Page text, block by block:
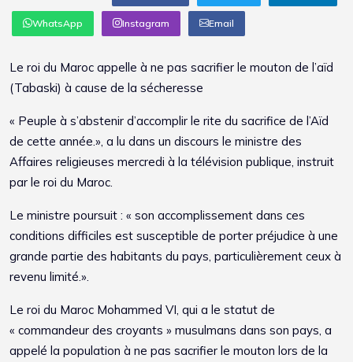
WhatsApp Instagram Email
Le roi du Maroc appelle à ne pas sacrifier le mouton de l’aïd
(Tabaski) à cause de la sécheresse
« Peuple à s’abstenir d’accomplir le rite du sacrifice de l’Aïd
de cette année.», a lu dans un discours le ministre des
Affaires religieuses mercredi à la télévision publique, instruit
par le roi du Maroc.
Le ministre poursuit : « son accomplissement dans ces
conditions difficiles est susceptible de porter préjudice à une
grande partie des habitants du pays, particulièrement ceux à
revenu limité.».
Le roi du Maroc Mohammed VI, qui a le statut de
« commandeur des croyants » musulmans dans son pays, a
appelé la population à ne pas sacrifier le mouton lors de la